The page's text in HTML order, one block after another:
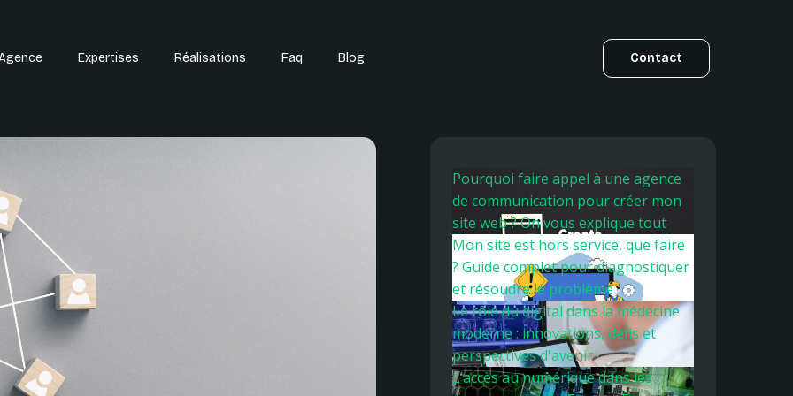
Expertises Réalisations Faq Blog Contact
Pourquoi faire appel à une agence
de communication pour créer mon
site web ? On vous explique tout
Mon site est hors service, que faire
? Guide complet pour diagnostiquer
et résoudre le problème
Le rôle du digital dans la médecine
moderne : innovations, défis et
perspectives d'avenir
L’accès au numérique dans les